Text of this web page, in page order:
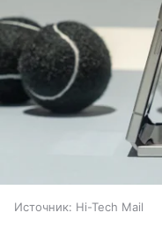
Источник: Hi-Tech Mail